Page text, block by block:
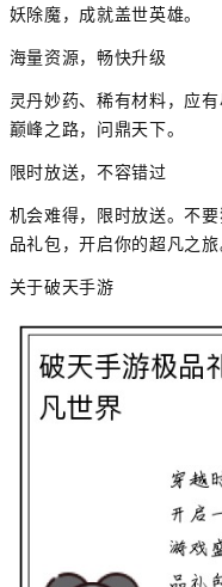
妖除魔，成就盖世英雄。
海量资源，畅快升级
灵丹妙药、稀有材料，应
巅峰之路，问鼎天下。
限时放送，不容错过
机会难得，限时放送。不
品礼包，开启你的超凡之旅
关于破天手游